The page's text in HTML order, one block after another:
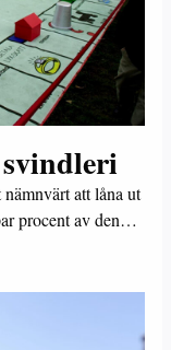
att låna ut
procent av den…